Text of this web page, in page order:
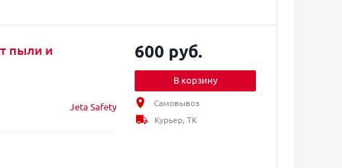
пыли и
Jeta Safety
600 руб.
В корзину
Самовывоз
Курьер, ТК